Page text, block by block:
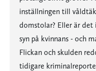
inställningen till
domstolar? Eller är det
syn på kvinnans - och
Flickan och skulden
tidigare